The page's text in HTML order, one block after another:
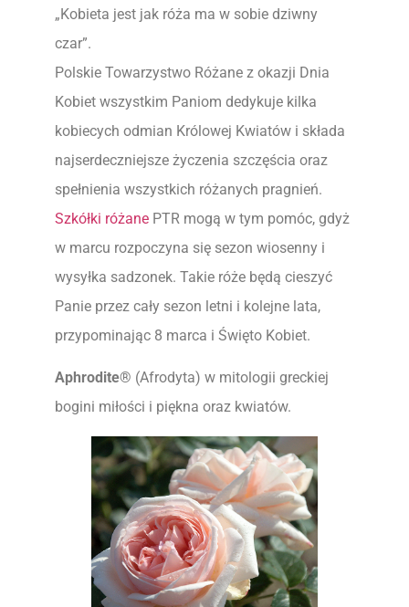
„Kobieta jest jak róża ma w sobie dziwny
czar”.
Polskie Towarzystwo Różane z okazji Dnia
Kobiet wszystkim Paniom dedykuje kilka
kobiecych odmian Królowej Kwiatów i składa
najserdeczniejsze życzenia szczęścia oraz
spełnienia wszystkich różanych pragnień.
Szkółki różane PTR mogą w tym pomóc, gdyż
w marcu rozpoczyna się sezon wiosenny i
wysyłka sadzonek. Takie róże będą cieszyć
Panie przez cały sezon letni i kolejne lata,
przypominając 8 marca i Święto Kobiet.
Aphrodite® (Afrodyta) w mitologii greckiej
bogini miłości i piękna oraz kwiatów.